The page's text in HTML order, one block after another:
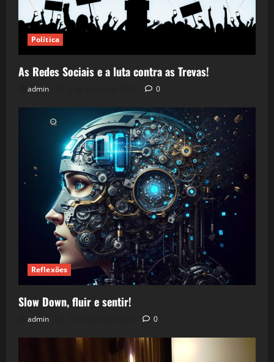
Política
As Redes Sociais e a luta contra as Trevas!
admin 0
Reflexões
Slow Down, fluir e sentir!
admin 0